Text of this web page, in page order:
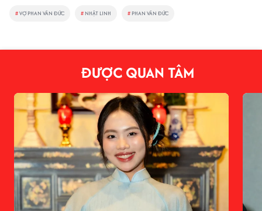
#VỢ PHAN VĂN ĐỨC # NHẬT LINH # PHAN VĂN ĐỨC
ĐƯỢC QUAN TÂM